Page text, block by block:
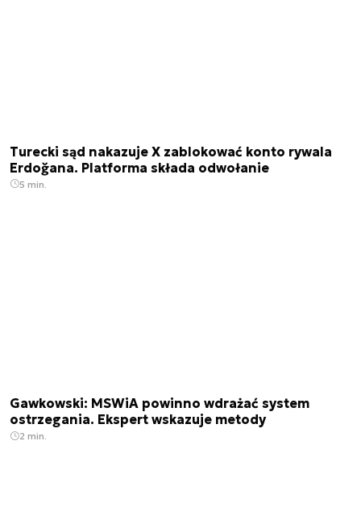
Turecki sąd nakazuje X zablokować konto rywala
Erdoğana. Platforma składa odwołanie
5 min.
Gawkowski: MSWiA powinno wdrażać system
ostrzegania. Ekspert wskazuje metody
2 min.